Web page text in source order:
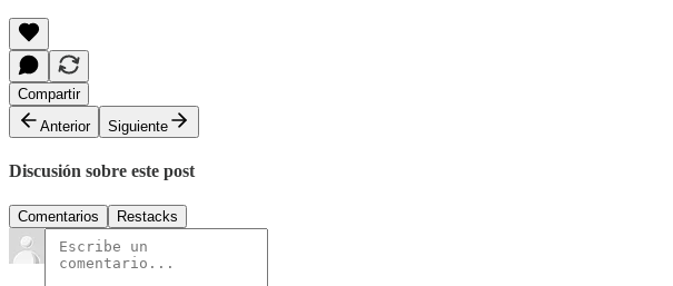
Compartir
Anterior
Siguiente
Discusión sobre este post
Comentarios Restacks